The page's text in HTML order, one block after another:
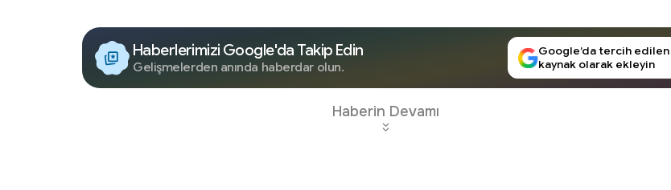
Haberlerimizi Google'da Takip Edin
Gelişmelerden anında haberdar olun.
Google’da tercih edilen
kaynak olarak ekleyin
Haberin Devamı